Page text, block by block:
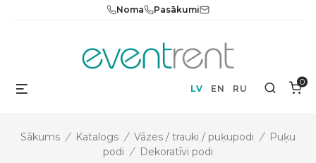
Noma Pasākumi
LV EN RU Search
0
Sākums / Katalogs / Vāzes / trauki / puķupodi / Puķu
podi / Dekoratīvi podi